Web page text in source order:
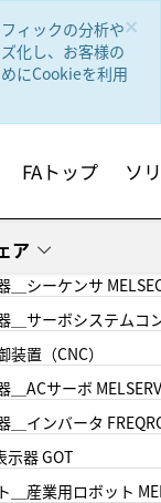
×
ィックの分析や
化し、お客様の
にCookieを利用
FAトップ ソ
ア
＿シーケンサ
＿サーボシステムコ
装置（CNC）
＿ACサーボ
＿インバータ
示器 GOT
＿産業用ロボット